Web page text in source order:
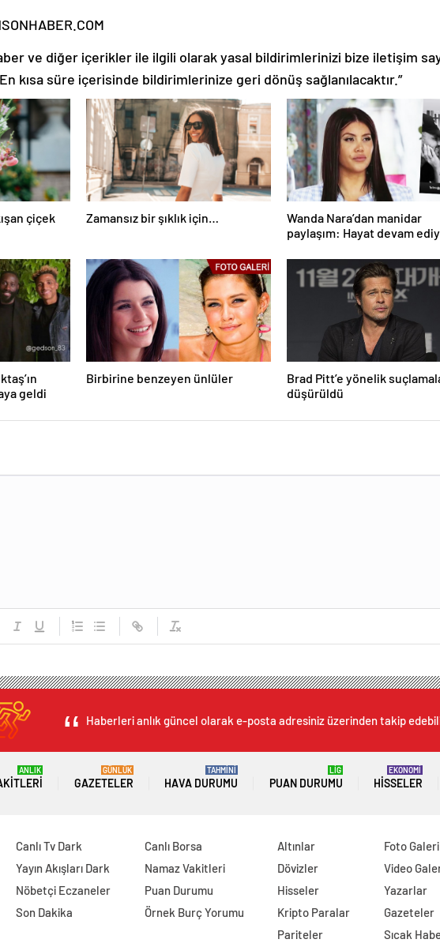
ve diğer içerikler ile ilgili olarak yasal bildirimlerinizi bize iletişim
kısa süre içerisinde bildirimlerinize geri dönüş sağlanılacaktır.”
çiçek
Zamansız bir şıklık için…
Wanda Nara’dan manidar
paylaşım: Hayat devam
geldi
Birbirine benzeyen ünlüler
Brad Pitt’e yönelik
düşürüldü
Haberleri anlık güncel olarak e-posta adresiniz üzerinden takip
ANLIK
GAZETELER
GÜNLÜK
HAVA DURUMU
TAHMİNİ
PUAN DURUMU
LİG
HISSELER
EKONOMİ
Canlı Tv Dark
Yayın Akışları Dark
Nöbetçi Eczaneler
Son Dakika
Canlı Borsa
Namaz Vakitleri
Puan Durumu
Örnek Burç Yorumu
Altınlar
Dövizler
Hisseler
Kripto Paralar
Pariteler
Foto Galeri
Video
Yazarlar
Gazeteler
Sıcak